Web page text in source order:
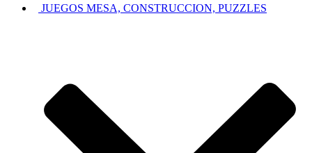
JUEGOS MESA, CONSTRUCCION, PUZZLES